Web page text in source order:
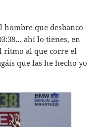
hombre que desbanco
ahí lo tienes, en
ritmo al que corre el
que las he hecho yo